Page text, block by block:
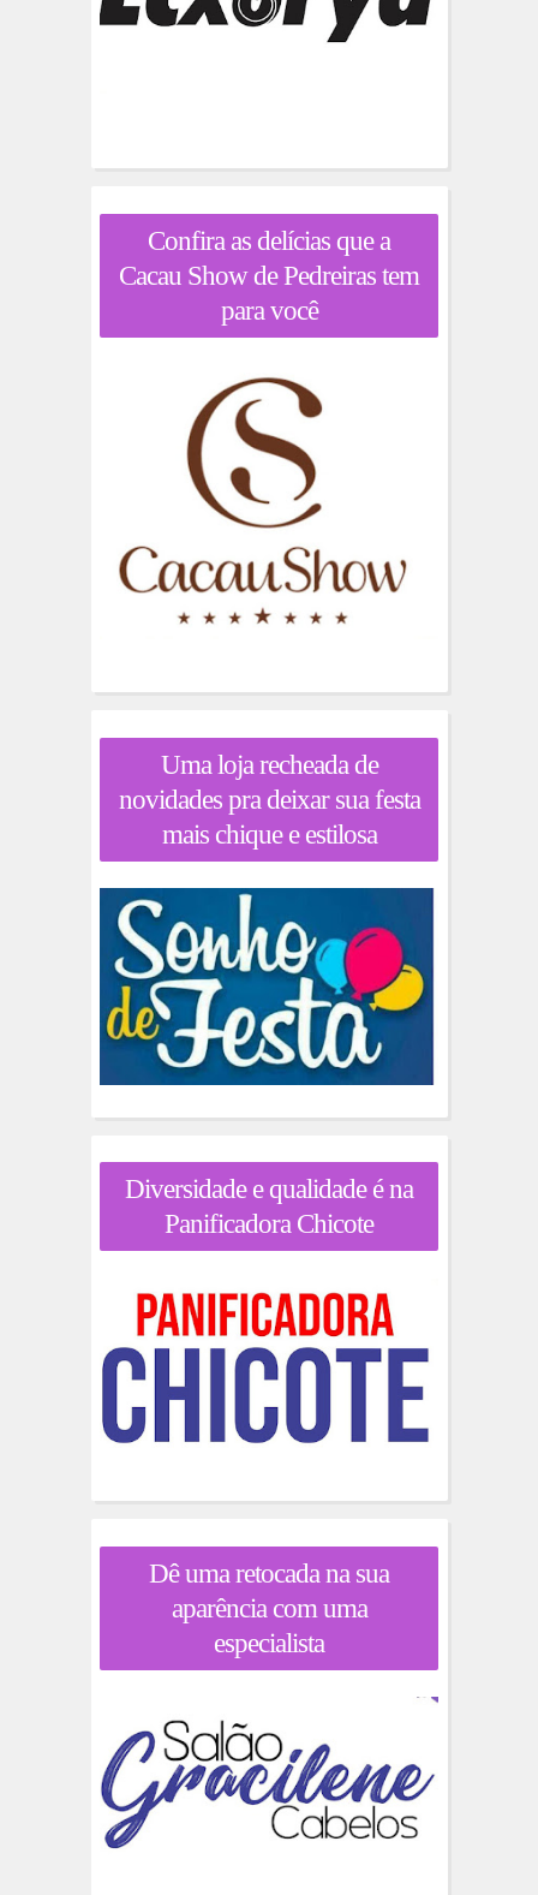
Confira as delícias que a
Cacau Show de Pedreiras tem
para você
Uma loja recheada de
novidades pra deixar sua festa
mais chique e estilosa
Diversidade e qualidade é na
Panificadora Chicote
Dê uma retocada na sua
aparência com uma
especialista